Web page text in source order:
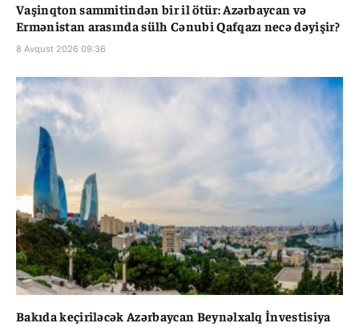
Vaşinqton sammitindən bir il ötür: Azərbaycan və
Ermənistan arasında sülh Cənubi Qafqazı necə dəyişir?
8 Avqust 2026 09:36
Bakıda keçiriləcək Azərbaycan Beynəlxalq İnvestisiya